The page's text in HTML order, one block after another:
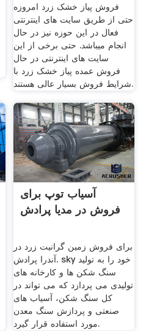
فروش پیاز خشک زرد امروزه
حتی از طریق سایت های اینترنتی
فعال در این حوزه نیز در حال
انجام میباشد. حتی برخی از این
سایت های اینترنتی در حال
فروش عمده پیاز خشک زرد با
شرایط فروش بسیار عالی هستند.
آسیاب توپ برای
فروش در مدیا پرادش
برای فروش زمین گرانیت زرد در
آندرا پرادش. sky خود را به تولید
سنگ شکن ها و کارخانه های
تولیدی می پردازد که می تواند در
کل سنگ شکن، آسیاب های
صنعتی و پردازش سنگ معدن
مورد استفاده قرار گیرد.